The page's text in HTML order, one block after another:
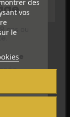
des
vos
le
ans ou